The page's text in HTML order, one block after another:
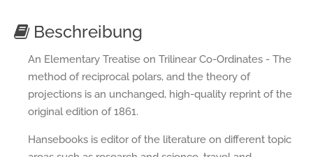
Beschreibung
An Elementary Treatise on Trilinear Co-Ordinates - The
method of reciprocal polars, and the theory of
projections is an unchanged, high-quality reprint of the
original edition of 1861.
Hansebooks is editor of the literature on different topic